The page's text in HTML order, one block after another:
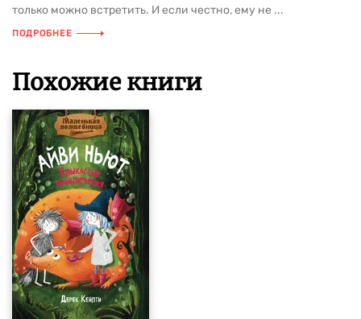
только можно встретить. И если честно, ему не ...
ПОДРОБНЕЕ
Похожие книги